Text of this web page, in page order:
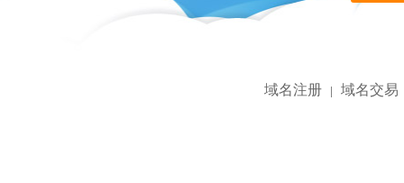
域名注册 | 域名交易